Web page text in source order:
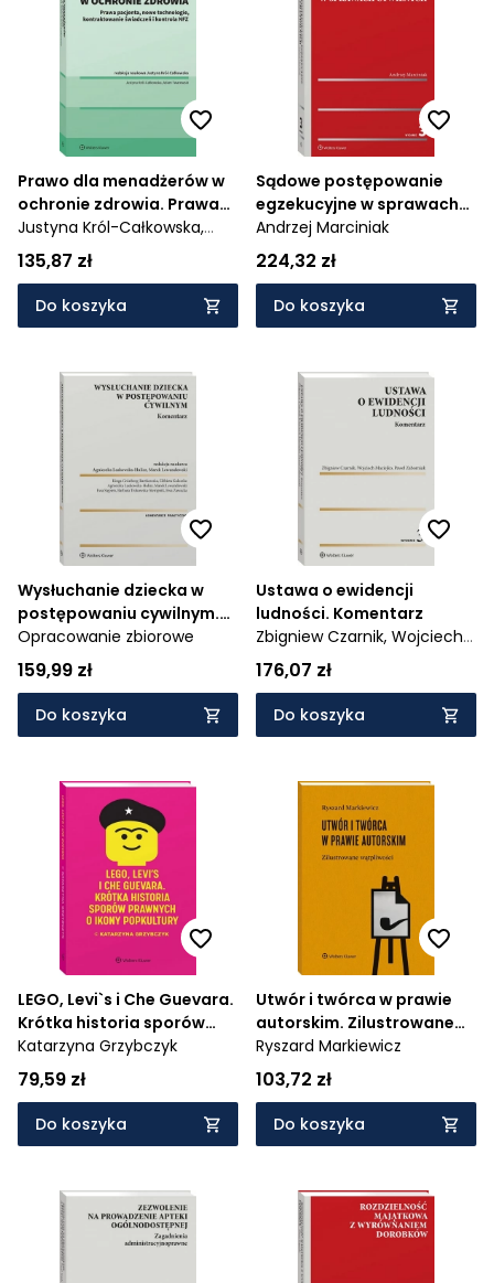
Prawo dla menadżerów w
ochronie zdrowia. Prawa
pacjenta, nowe
technologie,
Kontraktowanie
świadczeń i kontrola NFZ
Justyna Król-Całkowska,
Adam Twarowski
135,87 zł
Do koszyka
Sądowe postępowanie
egzekucyjne w sprawach
cywilnych
Andrzej Marciniak
224,32 zł
Do koszyka
Wysłuchanie dziecka w
postępowaniu cywilnym.
Komentarz
Opracowanie zbiorowe
159,99 zł
Do koszyka
Ustawa o ewidencji
ludności. Komentarz
Zbigniew Czarnik, Wojciech
Maciejko,
176,07 zł
Do koszyka
LEGO, Levi`s i Che Guevara.
Krótka historia sporów
prawnych o ikony
popkultury
Katarzyna Grzybczyk
79,59 zł
Do koszyka
Utwór i twórca w prawie
autorskim. Zilustrowane
wątpliwości
Ryszard Markiewicz
103,72 zł
Do koszyka